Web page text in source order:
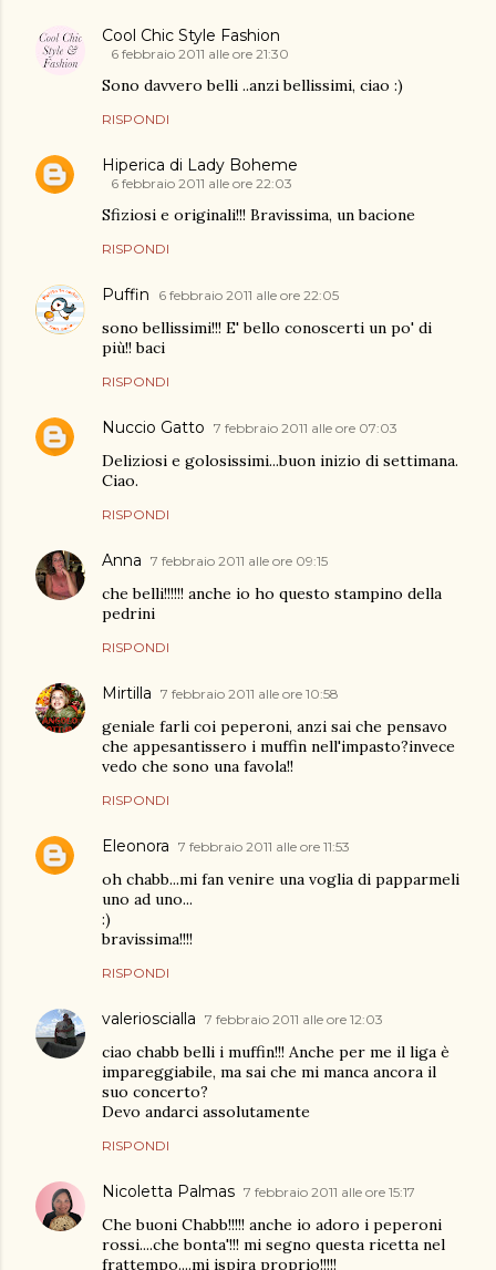
Cool Chic Style Fashion
6 febbraio 2011 alle ore 21:30
Sono davvero belli ..anzi bellissimi, ciao :)
RISPONDI
Hiperica di Lady Boheme
6 febbraio 2011 alle ore 22:03
Sfiziosi e originali!!! Bravissima, un bacione
RISPONDI
Puffin 6 febbraio 2011 alle ore 22:05
sono bellissimi!!! E' bello conoscerti un po' di
più!! baci
RISPONDI
Nuccio Gatto 7 febbraio 2011 alle ore 07:03
Deliziosi e golosissimi...buon inizio di settimana.
Ciao.
RISPONDI
Anna 7 febbraio 2011 alle ore 09:15
che belli!!!!!! anche io ho questo stampino della
pedrini
RISPONDI
Mirtilla 7 febbraio 2011 alle ore 10:58
geniale farli coi peperoni, anzi sai che pensavo
che appesantissero i muffin nell'impasto?invece
vedo che sono una favola!!
RISPONDI
Eleonora 7 febbraio 2011 alle ore 11:53
oh chabb...mi fan venire una voglia di papparmeli
uno ad uno...
:)
bravissima!!!!
RISPONDI
valerioscialla 7 febbraio 2011 alle ore 12:03
ciao chabb belli i muffin!!! Anche per me il liga è
impareggiabile, ma sai che mi manca ancora il
suo concerto?
Devo andarci assolutamente
RISPONDI
Nicoletta Palmas 7 febbraio 2011 alle ore 15:17
Che buoni Chabb!!!!! anche io adoro i peperoni
rossi....che bonta'!!! mi segno questa ricetta nel
frattempo....mi ispira proprio!!!!!